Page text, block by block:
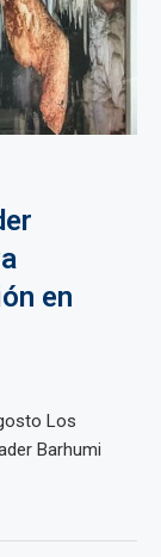
en
Los
Barhumi